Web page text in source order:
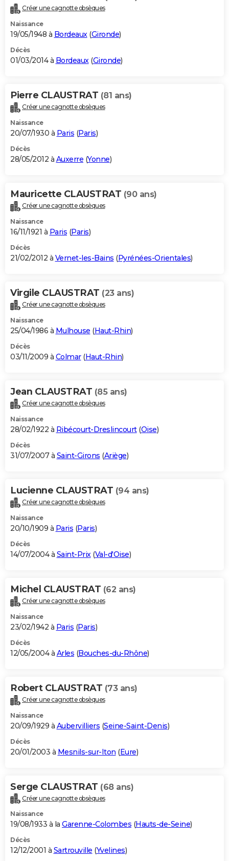
Créer une cagnotte obsèques
Naissance
19/05/1948 à Bordeaux(Gironde)
Décès
01/03/2014 à Bordeaux(Gironde)
Pierre CLAUSTRAT (81 ans)
Créer une cagnotte obsèques
Naissance
20/07/1930 à Paris (Paris)
Décès
28/05/2012 à Auxerre (Yonne)
Mauricette CLAUSTRAT (90 ans)
Créer une cagnotte obsèques
Naissance
16/11/1921 à Paris (Paris)
Décès
21/02/2012 à Vernet-les-Bains (Pyrénées-Orientales)
Virgile CLAUSTRAT (23 ans)
Créer une cagnotte obsèques
Naissance
25/04/1986 à Mulhouse (Haut-Rhin)
Décès
03/11/2009 à Colmar(Haut-Rhin)
Jean CLAUSTRAT (85 ans)
Créer une cagnotte obsèques
Naissance
28/02/1922 à Ribécourt-Dreslincourt(Oise)
Décès
31/07/2007 à Saint-Girons (Ariège)
Lucienne CLAUSTRAT (94 ans)
Créer une cagnotte obsèques
Naissance
20/10/1909 à Paris (Paris)
Décès
14/07/2004 à Saint-Prix(Val-d'Oise)
Michel CLAUSTRAT (62 ans)
Créer une cagnotte obsèques
Naissance
23/02/1942 à Paris (Paris)
Décès
12/05/2004 à Arles (Bouches-du-Rhône)
Robert CLAUSTRAT (73 ans)
Créer une cagnotte obsèques
Naissance
20/09/1929 à Aubervilliers (Seine-Saint-Denis)
Décès
20/01/2003 à Mesnils-sur-Iton (Eure)
Serge CLAUSTRAT (68 ans)
Créer une cagnotte obsèques
Naissance
19/08/1933 à la Garenne-Colombes (Hauts-de-Seine)
Décès
12/12/2001 à Sartrouville (Yvelines)